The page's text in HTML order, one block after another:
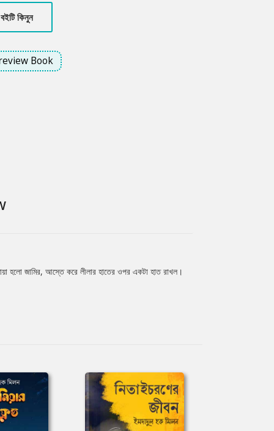
বইটি কিনুন
Book
হলো জামির, আস্তে করে লীলার হাতের ওপর একটা হাত রাখল।